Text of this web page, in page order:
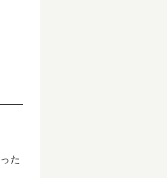
た